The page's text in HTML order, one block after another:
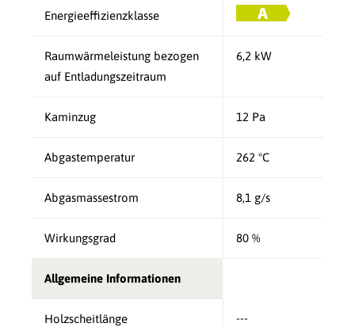
Energieeffizienzklasse
Raumwärmeleistung bezogen
auf Entladungszeitraum
6,2 kW
Kaminzug 12 Pa
Abgastemperatur 262 °C
Abgasmassestrom 8,1 g/s
Wirkungsgrad 80 %
Allgemeine Informationen
Holzscheitlänge ---